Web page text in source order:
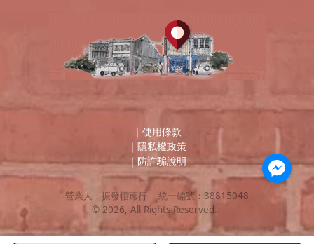
｜ 使用條款
｜ 隱私權政策
｜防詐騙說明
營業人： 振發帽蓆行 統一編號： 38815048
© 2026, All Rights Reserved.